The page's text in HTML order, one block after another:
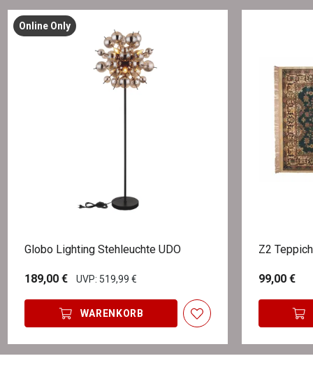
Online Only
Globo Lighting Stehleuchte UDO
189,00 € UVP: 519,99 €
WARENKORB
Z2
99,00 €